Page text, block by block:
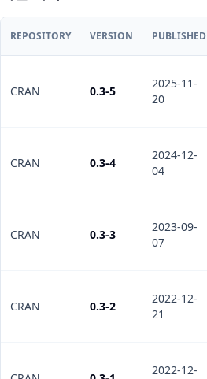
REPOSITORY VERSION PUBLISHED
CRAN 0.3-5
2025-11-
20
CRAN 0.3-4
2024-12-
04
CRAN 0.3-3
2023-09-
07
CRAN 0.3-2
2022-12-
21
2022-12-